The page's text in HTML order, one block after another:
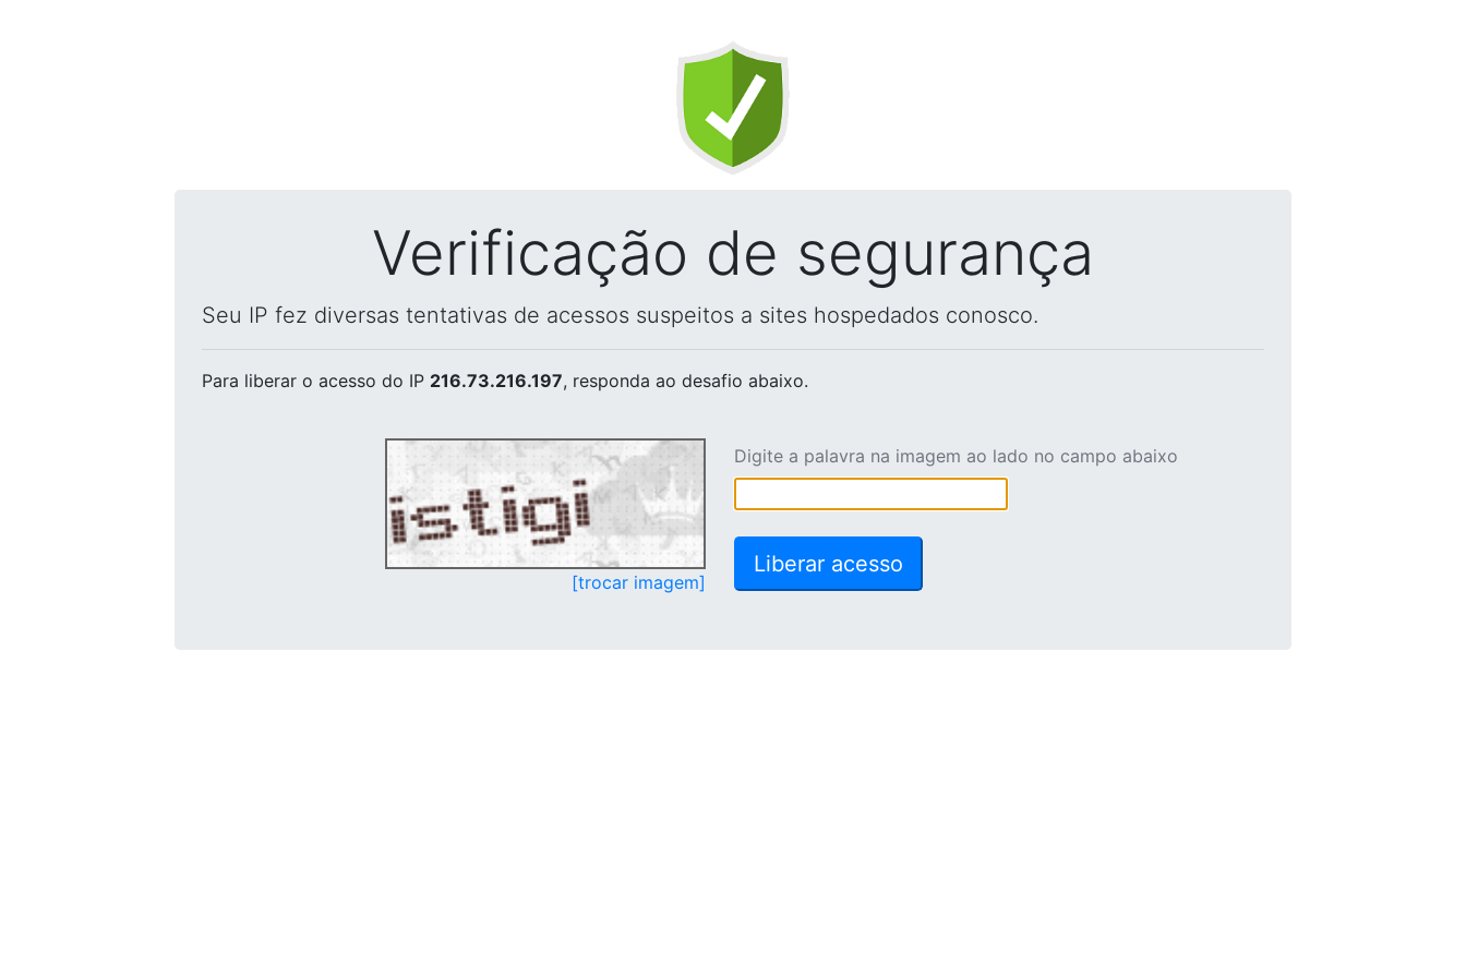
Verificação de segurança
Seu IP fez diversas tentativas de acessos suspeitos a sites hospedados conosco.
Para liberar o acesso do IP 216.73.216.197, responda ao desafio abaixo.
[trocar imagem]
Digite a palavra na imagem ao lado no campo abaixo